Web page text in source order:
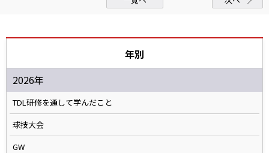
年別
2026年
TDL研修を通して学んだこと
球技大会
GW